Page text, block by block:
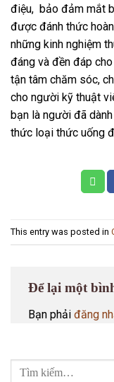
điệu, bảo đảm mắt
được đánh thức
những kinh nghiệm
đáng và đền đáp
tận tâm chăm sóc,
cho người kỹ thuật
bạn là người đã
thức loại thức uống
This entry was posted in
Để lại một
Bạn phải đăng